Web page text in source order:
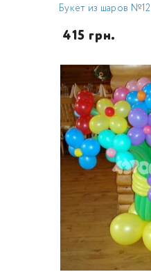
Букет из шаров №12
415 грн.